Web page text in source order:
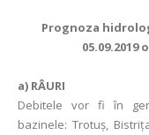
Prognoza
05.09.2019
a) RÂURI
Debitele vor fi în
bazinele: Trotuș,